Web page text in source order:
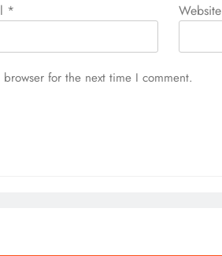
* Website
for the next time I comment.